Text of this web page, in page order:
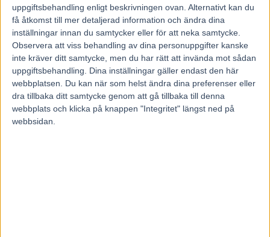
uppgiftsbehandling enligt beskrivningen ovan. Alternativt kan du
få åtkomst till mer detaljerad information och ändra dina
inställningar innan du samtycker eller för att neka samtycke.
Observera att viss behandling av dina personuppgifter kanske
inte kräver ditt samtycke, men du har rätt att invända mot sådan
uppgiftsbehandling. Dina inställningar gäller endast den här
webbplatsen. Du kan när som helst ändra dina preferenser eller
dra tillbaka ditt samtycke genom att gå tillbaka till denna
webbplats och klicka på knappen "Integritet" längst ned på
webbsidan.
Joakim Brundin, Kanal 75
Föregående artikel